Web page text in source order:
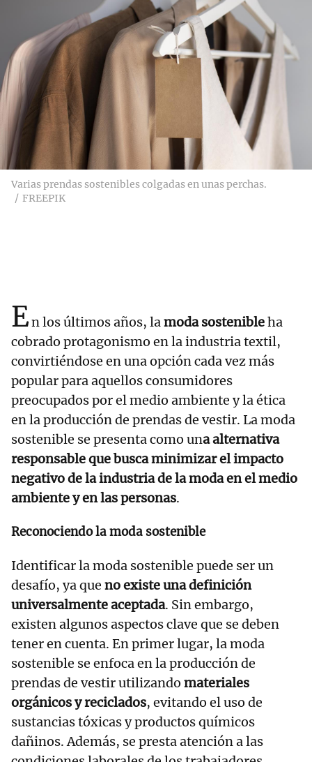
Varias prendas sostenibles colgadas en unas perchas.
FREEPIK
En los últimos años, lamoda sostenibleha
cobrado protagonismo en la industria textil,
convirtiéndose en una opción cada vez más
popular para aquellos consumidores
preocupados por el medio ambiente y la ética
en la producción de prendas de vestir. La moda
sostenible se presenta como una alternativa
responsable que busca minimizar el impacto
negativo de la industria de la moda en el medio
ambiente y en las personas.
Reconociendo la moda sostenible
Identificar la moda sostenible puede ser un
desafío, ya que no existe una definición
universalmente aceptada. Sin embargo,
existen algunos aspectos clave que se deben
tener en cuenta. En primer lugar, la moda
sostenible se enfoca en la producción de
prendas de vestir utilizando materiales
orgánicos y reciclados, evitando el uso de
sustancias tóxicas y productos químicos
dañinos. Además, se presta atención a las